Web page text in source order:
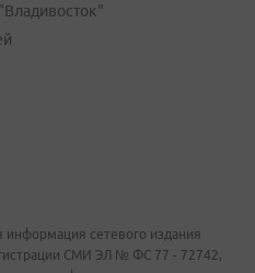
информация сетевого издания
СМИ ЭЛ № ФС 77 - 72742,